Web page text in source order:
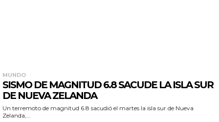
MUNDO
SISMO DE MAGNITUD 6.8 SACUDE LA ISLA SUR
DE NUEVA ZELANDA
Un terremoto de magnitud 6.8 sacudió el martes la isla sur de Nueva
Zelanda,...